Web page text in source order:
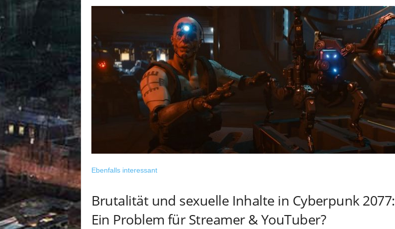
Ebenfalls interessant
Brutalität und sexuelle Inhalte in Cyberpunk 2077:
Ein Problem für Streamer & YouTuber?